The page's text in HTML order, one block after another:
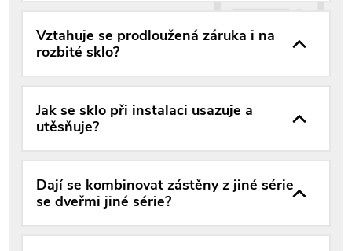
Vztahuje se prodloužená záruka i na
rozbité sklo?
Jak se sklo při instalaci usazuje a
utěsňuje?
Dají se kombinovat zástěny z jiné série
se dveřmi jiné série?